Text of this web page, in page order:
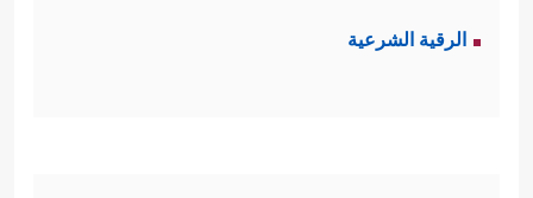
الرقية الشرعية